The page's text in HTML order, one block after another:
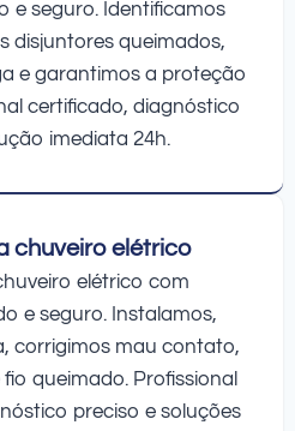
e seguro. Identificamos
disjuntores queimados,
e garantimos a proteção
certificado, diagnóstico
imediata 24h.
chuveiro elétrico
elétrico com
e seguro. Instalamos,
corrigimos mau contato,
queimado. Profissional
preciso e soluções